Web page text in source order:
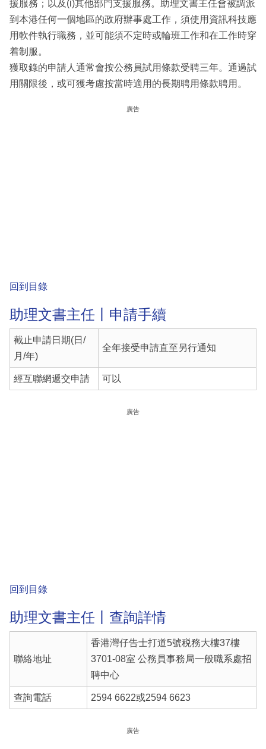
援服務；以及(i)其他部門支援服務。助理文書主任會被調派
到本港任何一個地區的政府辦事處工作，須使用資訊科技應
用軟件執行職務，並可能須不定時或輪班工作和在工作時穿
着制服。
獲取錄的申請人通常會按公務員試用條款受聘三年。通過試
用關限後，或可獲考慮按當時適用的長期聘用條款聘用。
廣告
回到目錄
助理文書主任丨申請手續
截止申請日期(日/
月/年)
全年接受申請直至另行通知
經互聯網遞交申請 可以
廣告
回到目錄
助理文書主任丨查詢詳情
聯絡地址
香港灣仔告士打道5號税務大樓37樓
3701-08室 公務員事務局一般職系處招
聘中心
查詢電話 2594 6622或2594 6623
廣告